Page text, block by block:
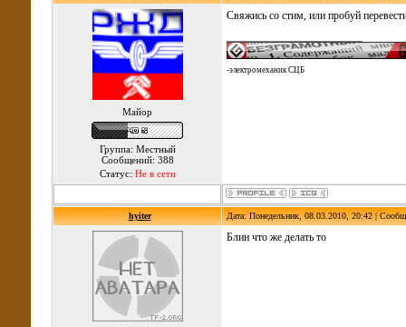
Майор
Группа: Местный
Сообщений: 388
Статус: Не в сети
Свяжись со стим, или пробуй
-электромеханик СЦБ
hyiter Дата: Понедельник, 08.03.2010, 20:42 |
Блин что же делать то